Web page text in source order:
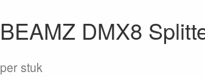
BEAMZ DMX8
per stuk